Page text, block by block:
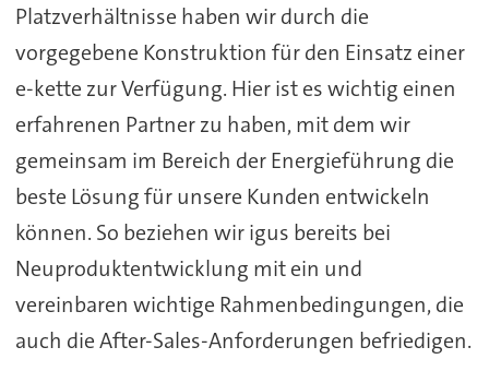
Platzverhältnisse haben wir durch die
vorgegebene Konstruktion für den Einsatz einer
e-kette zur Verfügung. Hier ist es wichtig einen
erfahrenen Partner zu haben, mit dem wir
gemeinsam im Bereich der Energieführung die
beste Lösung für unsere Kunden entwickeln
können. So beziehen wir igus bereits bei
Neuproduktentwicklung mit ein und
vereinbaren wichtige Rahmenbedingungen, die
auch die After-Sales-Anforderungen befriedigen.